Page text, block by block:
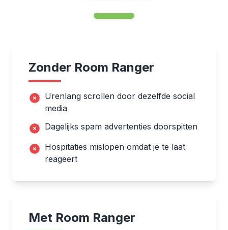
Zonder Room Ranger
Urenlang scrollen door dezelfde social
media
Dagelijks spam advertenties doorspitten
Hospitaties mislopen omdat je te laat
reageert
Met Room Ranger